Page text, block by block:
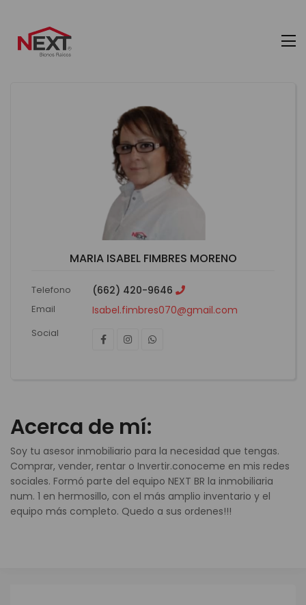
MARIA ISABEL FIMBRES MORENO
Telefono (662) 420-9646
Email Isabel.fimbres070@gmail.com
Social
Acerca de mí:
Soy tu asesor inmobiliario para la necesidad que tengas.
Comprar, vender, rentar o Invertir.conoceme en mis redes
sociales. Formó parte del equipo NEXT BR la inmobiliaria
num. 1 en hermosillo, con el más amplio inventario y el
equipo más completo. Quedo a sus ordenes!!!